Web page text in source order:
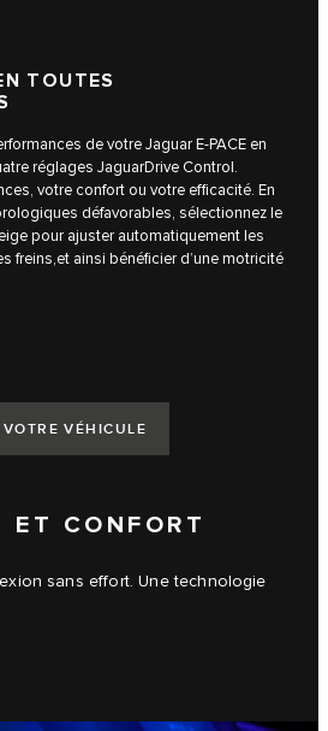
TOUTES
de votre Jaguar E-PACE en
réglages JaguarDrive Control.
votre confort ou votre efficacité. En
défavorables, sélectionnez le
pour ajuster automatiquement les
freins,et ainsi bénéficier d’une motricité
VÉHICULE
ET CONFORT
sans effort. Une technologie